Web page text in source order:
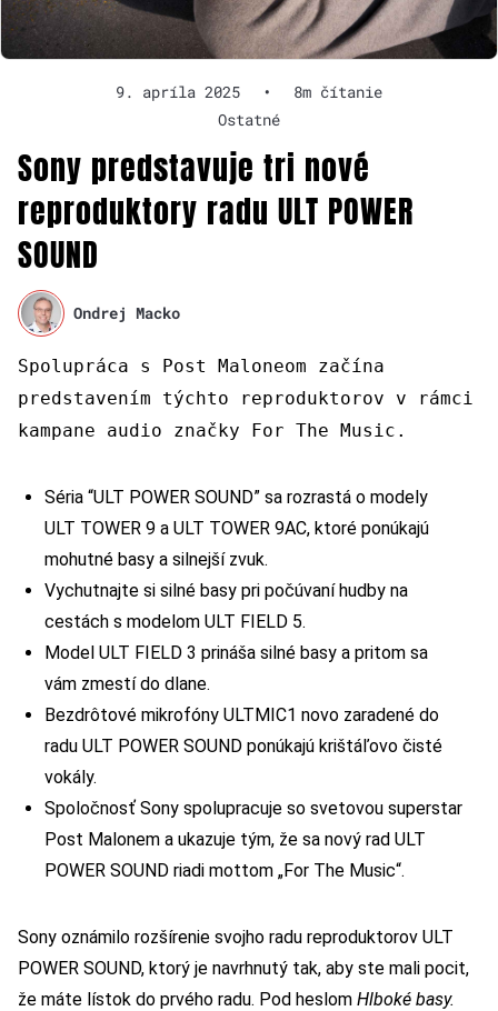
9. apríla 2025 •
8m čítanie
Ostatné
Sony predstavuje tri nové
reproduktory radu ULT POWER
SOUND
Ondrej Macko
Spolupráca s Post Maloneom začína
predstavením týchto reproduktorov v rámci
kampane audio značky For The Music.
Séria “ULT POWER SOUND” sa rozrastá o modely
ULT TOWER 9 a ULT TOWER 9AC, ktoré ponúkajú
mohutné basy a silnejší zvuk.
Vychutnajte si silné basy pri počúvaní hudby na
cestách s modelom ULT FIELD 5.
Model ULT FIELD 3 prináša silné basy a pritom sa
vám zmestí do dlane.
Bezdrôtové mikrofóny ULTMIC1 novo zaradené do
radu ULT POWER SOUND ponúkajú krištáľovo čisté
vokály.
Spoločnosť Sony spolupracuje so svetovou superstar
Post Malonem a ukazuje tým, že sa nový rad ULT
POWER SOUND riadi mottom „For The Music“.
Sony oznámilo rozšírenie svojho radu reproduktorov ULT
POWER SOUND, ktorý je navrhnutý tak, aby ste mali pocit,
že máte lístok do prvého radu. Pod heslom Hlboké basy.